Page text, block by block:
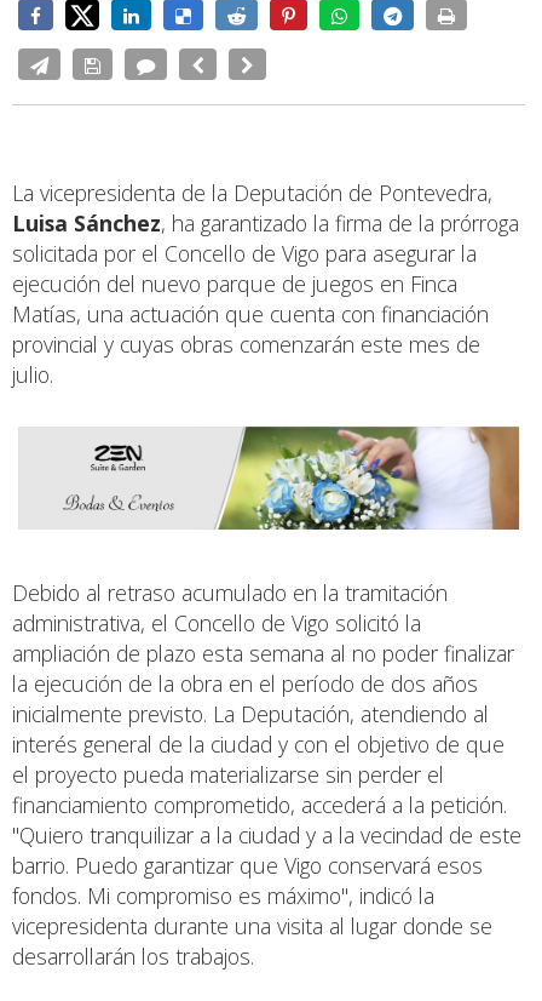
La vicepresidenta de la Deputación de Pontevedra,
Luisa Sánchez, ha garantizado la firma de la prórroga
solicitada por el Concello de Vigo para asegurar la
ejecución del nuevo parque de juegos en Finca
Matías, una actuación que cuenta con financiación
provincial y cuyas obras comenzarán este mes de
julio.
Debido al retraso acumulado en la tramitación
administrativa, el Concello de Vigo solicitó la
ampliación de plazo esta semana al no poder finalizar
la ejecución de la obra en el período de dos años
inicialmente previsto. La Deputación, atendiendo al
interés general de la ciudad y con el objetivo de que
el proyecto pueda materializarse sin perder el
financiamiento comprometido, accederá a la petición.
"Quiero tranquilizar a la ciudad y a la vecindad de este
barrio. Puedo garantizar que Vigo conservará esos
fondos. Mi compromiso es máximo", indicó la
vicepresidenta durante una visita al lugar donde se
desarrollarán los trabajos.